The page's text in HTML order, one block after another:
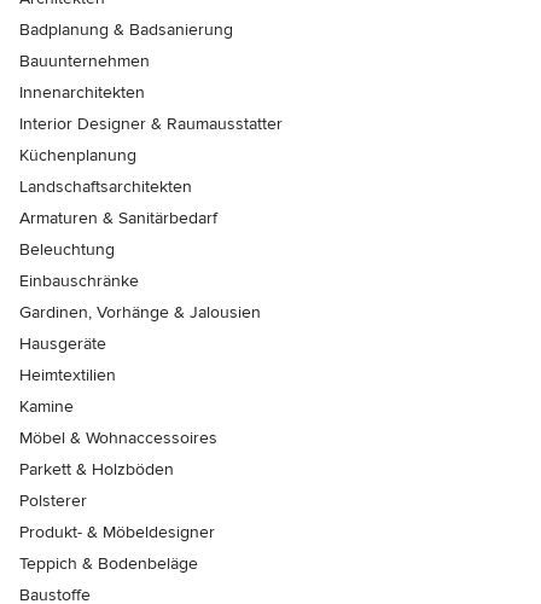
Badplanung & Badsanierung
Bauunternehmen
Innenarchitekten
Interior Designer & Raumausstatter
Küchenplanung
Landschaftsarchitekten
Armaturen & Sanitärbedarf
Beleuchtung
Einbauschränke
Gardinen, Vorhänge & Jalousien
Hausgeräte
Heimtextilien
Kamine
Möbel & Wohnaccessoires
Parkett & Holzböden
Polsterer
Produkt- & Möbeldesigner
Teppich & Bodenbeläge
Baustoffe